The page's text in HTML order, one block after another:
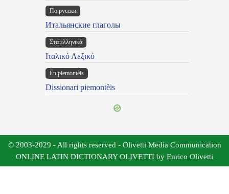
По русски
Итальянские глаголы
Στα ελληνικά
Ιταλικό Λεξικό
Ën piemontèis
Dissionari piemontèis
© 2003-2029 - All rights reserved - Olivetti Media Communication
ONLINE LATIN DICTIONARY OLIVETTI by Enrico Olivetti